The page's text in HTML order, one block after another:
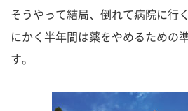
そうやって結局、倒れて病院に行
にかく半年間は薬をやめるための
す。